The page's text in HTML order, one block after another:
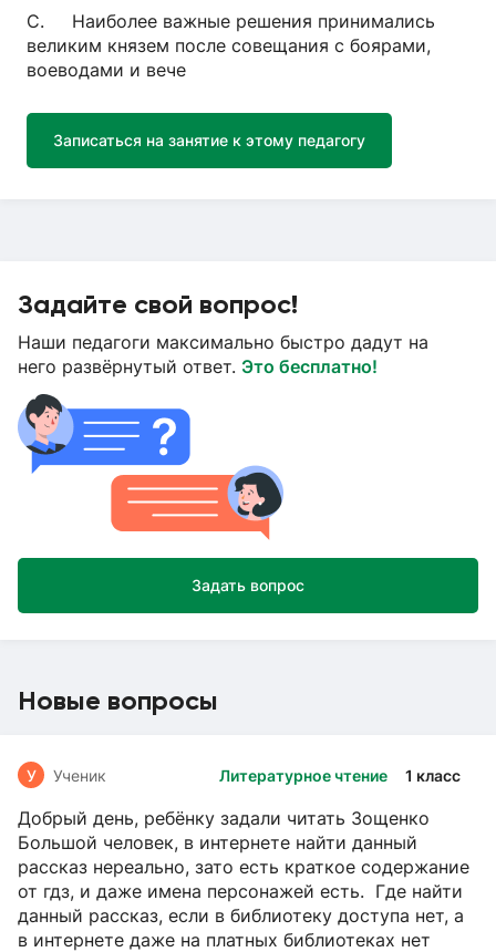
C. Наиболее важные решения принимались
великим князем после совещания с боярами,
воеводами и вече
Записаться на занятие к этому педагогу
Задайте свой вопрос!
Наши педагоги максимально быстро дадут на
него развёрнутый ответ. Это бесплатно!
Задать вопрос
Новые вопросы
Литературное чтение 1 класс
У Ученик
Добрый день, ребёнку задали читать Зощенко
Большой человек, в интернете найти данный
рассказ нереально, зато есть краткое содержание
от гдз, и даже имена персонажей есть. Где найти
данный рассказ, если в библиотеку доступа нет, а
в интернете даже на платных библиотеках нет